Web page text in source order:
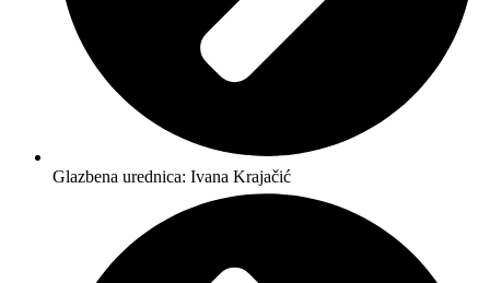
Glazbena urednica: Ivana Krajačić